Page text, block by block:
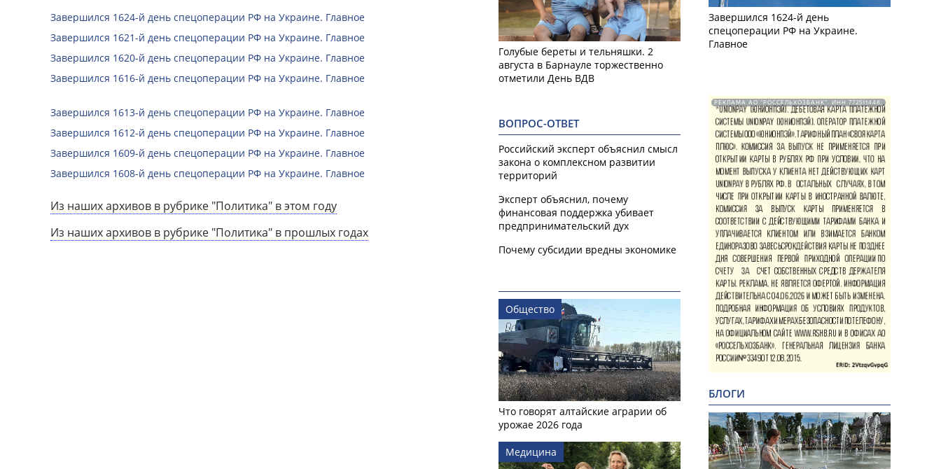
Завершился 1624-й день спецоперации РФ на Украине. Главное
Завершился 1621-й день спецоперации РФ на Украине. Главное
Завершился 1620-й день спецоперации РФ на Украине. Главное
Завершился 1616-й день спецоперации РФ на Украине. Главное
Завершился 1613-й день спецоперации РФ на Украине. Главное
Завершился 1612-й день спецоперации РФ на Украине. Главное
Завершился 1609-й день спецоперации РФ на Украине. Главное
Завершился 1608-й день спецоперации РФ на Украине. Главное
Из наших архивов в рубрике "Политика" в этом году
Из наших архивов в рубрике "Политика" в прошлых годах
Голубые береты и тельняшки. 2
августа в Барнауле торжественно
отметили День ВДВ
ВОПРОС-ОТВЕТ
Российский эксперт объяснил смысл
закона о комплексном развитии
территорий
Эксперт объяснил, почему
финансовая поддержка убивает
предпринимательский дух
Почему субсидии вредны экономике
Общество
Что говорят алтайские аграрии об
урожае 2026 года
Медицина
Завершился 1624-й день
спецоперации РФ на Украине.
Главное
РЕКЛАМА АО "РОССЕЛЬХОЗБАНК". ИНН 772511448.
БЛОГИ